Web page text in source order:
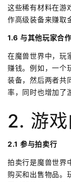
这些稀有材料在游
作高级装备来赚取
1.6 与其他玩家合作
在魔兽世界中，玩
赚钱。例如，一个
装备，然后两者共
率，同时也增加了
2. 游
2.1 参与拍卖行
拍卖行是魔兽世界
购买和出售物品。